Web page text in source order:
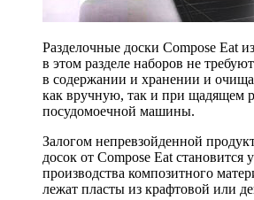
Разделочные доски Compose Eat
в этом разделе наборов не
в содержании и хранении и
как вручную, так и при щадящем
посудомоечной машины.
Залогом непревзойденной
досок от Compose Eat становится
производства композитного
лежат пласты из крафтовой или